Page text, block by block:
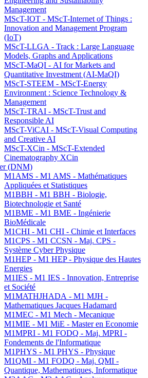
Management
MScT-IOT - MScT-Internet of Things :
Innovation and Management Program
(IoT)
MScT-LLGA - Track : Large Language
Models, Graphs and Applications
MScT-MaQI - AI for Markets and
Quantitative Investment (AI-MaQI)
MScT-STEEM - MScT-Energy
Environment : Science Technology &
Management
MScT-TRAI - MScT-Trust and
Responsible AI
MScT-ViCAI - MScT-Visual Computing
and Creative AI
MScT-XCin - MScT-Extended
Cinematography XCin
(DNM)
M1AMS - M1 AMS - Mathématiques
Appliquées et Statistiques
M1BBH - M1 BBH - Biologie,
Biotechnologie et Santé
M1BME - M1 BME - Ingénierie
BioMédicale
M1CHI - M1 CHI - Chimie et Interfaces
M1CPS - M1 CCSN - Maj. CPS -
Système Cyber Physique
M1HEP - M1 HEP - Physique des Hautes
Energies
M1IES - M1 IES - Innovation, Entreprise
et Société
M1MATHJHADA - M1 MJH -
Mathematiques Jacques Hadamard
M1MEC - M1 Mech - Mecanique
M1MIE - M1 MiE - Master en Economie
M1MPRI - M1 FODQ - Maj. MPRI -
Fondements de l'Informatique
M1PHYS - M1 PHYS - Physique
M1QMI - M1 FODQ - Maj. QMI -
Quantique, Mathematiques, Informatique